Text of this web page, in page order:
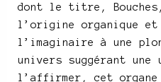
dont le titre,
l’origine organique et
l’imaginaire à une
univers suggérant une
l’affirmer, cet